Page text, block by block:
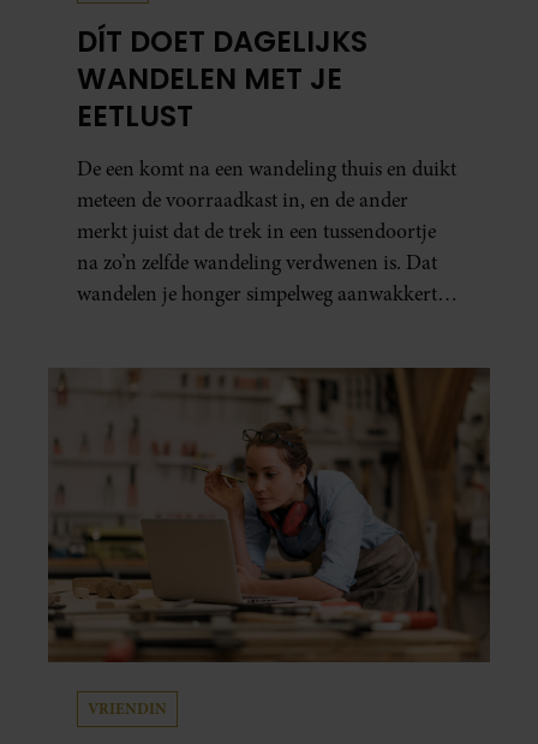
DÍT DOET DAGELIJKS
WANDELEN MET JE
EETLUST
De een komt na een wandeling thuis en duikt
meteen de voorraadkast in, en de ander
merkt juist dat de trek in een tussendoortje
na zo’n zelfde wandeling verdwenen is. Dat
wandelen je honger simpelweg aanwakkert,
VRIENDIN